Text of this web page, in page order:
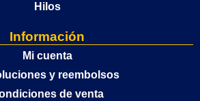
Hilos
Información
Mi cuenta
y reembolsos
de venta